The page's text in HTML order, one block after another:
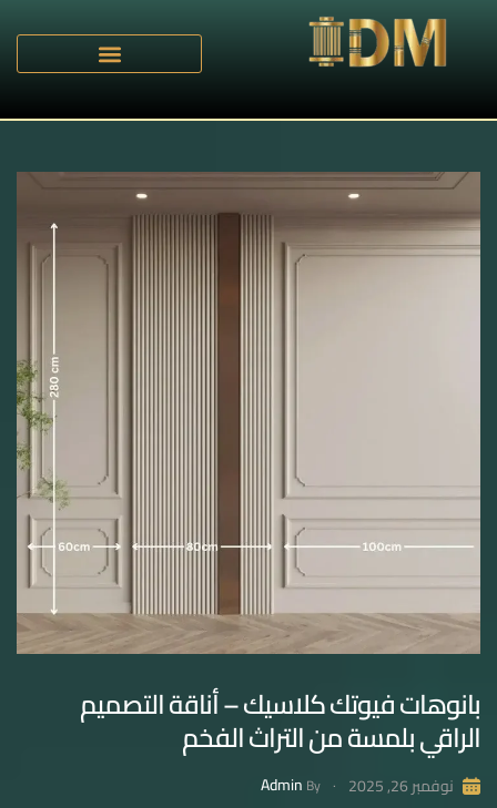
بانوهات فيوتك كلاسيك – أناقة التصميم
الراقي بلمسة من التراث الفخم
نوفمبر 26, 2025 By
Admin